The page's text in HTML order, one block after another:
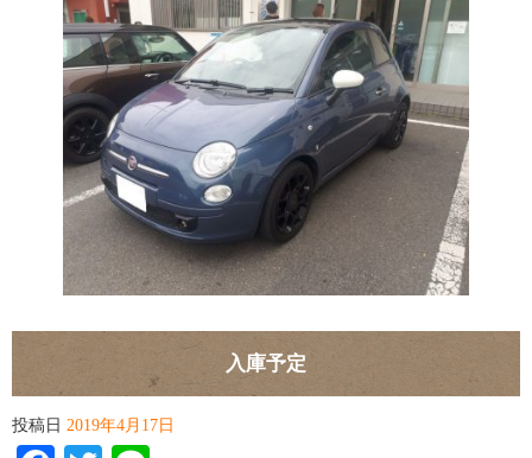
入庫予定
投稿日 2019年4月17日